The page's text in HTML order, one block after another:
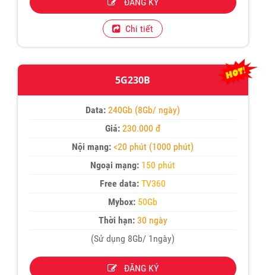
Chi tiết
5G230B
Data: 240Gb (8Gb/ ngày)
Giá:230.000 đ
Nội mạng: <20 phút (1000 phút)
Ngoại mạng: 150 phút
Free data: TV360
Mybox: 50Gb
Thời hạn:30 ngày
(Sử dụng 8Gb/ 1ngày)
ĐĂNG KÝ